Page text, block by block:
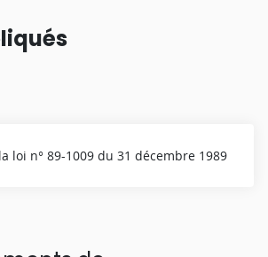
loi n° 89-1009 du 31 décembre 1989